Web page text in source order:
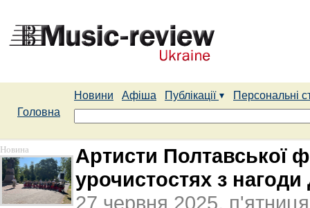
Новини Афіша Публікації
Персональні
Головна
Новина
Артисти Полтавської
урочистостях з нагоди
27 червня 2025, п'ятниця